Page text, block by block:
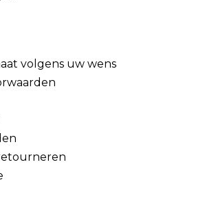
volgens uw wens